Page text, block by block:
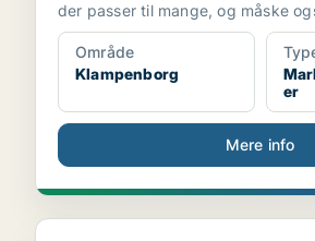
der passer til mange, og måske
Område
Klampenborg
er
Mere info
Kategori: Kultur og events.